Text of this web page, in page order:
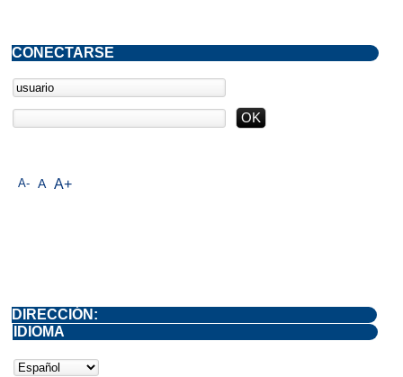
A- A A+
CONECTARSE
DIRECCIÓN:
IDIOMA